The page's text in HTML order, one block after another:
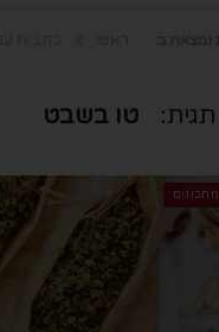
תגית: טו בשבט
מתכונים